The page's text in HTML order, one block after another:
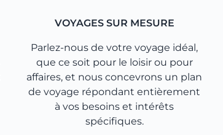
VOYAGES SUR MESURE
Parlez-nous de votre voyage idéal,
que ce soit pour le loisir ou pour
affaires, et nous concevrons un plan
de voyage répondant entièrement
à vos besoins et intérêts
spécifiques.